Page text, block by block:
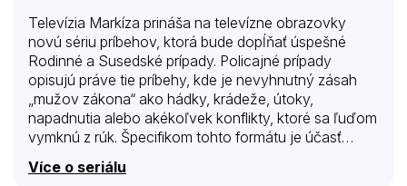
Televízia Markíza prináša na televízne obrazovky
novú sériu príbehov, ktorá bude dopĺňať úspešné
Rodinné a Susedské prípady. Policajné prípady
opisujú práve tie príbehy, kde je nevyhnutný zásah
„mužov zákona“ ako hádky, krádeže, útoky,
napadnutia alebo akékoľvek konflikty, ktoré sa ľuďom
vymknú z rúk. Špecifikom tohto formátu je účasť
bývalých príslušníkov Policajného zboru, čo
zabezpečuje omnoho vyšší stupeň autenticity
Více o seriálu